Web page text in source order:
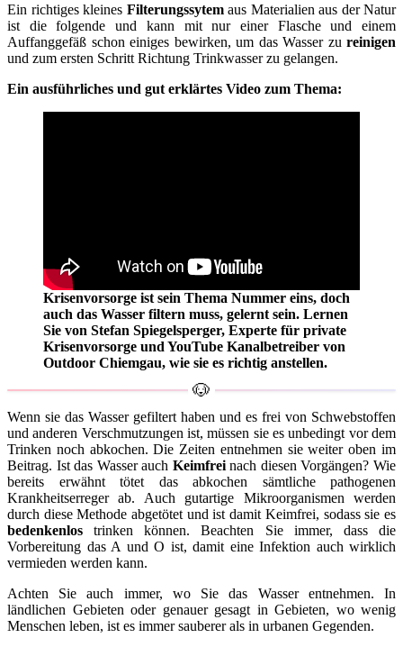
Ein richtiges kleines Filterungssytem aus Materialien aus der Natur
ist die folgende und kann mit nur einer Flasche und einem
Auffanggefäß schon einiges bewirken, um das Wasser zu reinigen
und zum ersten Schritt Richtung Trinkwasser zu gelangen.
Ein ausführliches und gut erklärtes Video zum Thema:
Krisenvorsorge ist sein Thema Nummer eins, doch
auch das Wasser filtern muss, gelernt sein. Lernen
Sie von Stefan Spiegelsperger, Experte für private
Krisenvorsorge und YouTube Kanalbetreiber von
Outdoor Chiemgau, wie sie es richtig anstellen.
Wenn sie das Wasser gefiltert haben und es frei von Schwebstoffen
und anderen Verschmutzungen ist, müssen sie es unbedingt vor dem
Trinken noch abkochen. Die Zeiten entnehmen sie weiter oben im
Beitrag. Ist das Wasser auch Keimfreinach diesen Vorgängen? Wie
bereits erwähnt tötet das abkochen sämtliche pathogenen
Krankheitserreger ab. Auch gutartige Mikroorganismen werden
durch diese Methode abgetötet und ist damit Keimfrei, sodass sie es
bedenkenlos trinken können. Beachten Sie immer, dass die
Vorbereitung das A und O ist, damit eine Infektion auch wirklich
vermieden werden kann.
Achten Sie auch immer, wo Sie das Wasser entnehmen. In
ländlichen Gebieten oder genauer gesagt in Gebieten, wo wenig
Menschen leben, ist es immer sauberer als in urbanen Gegenden.